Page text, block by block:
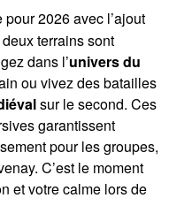
2026 avec l’ajout
terrains sont
dans l’univers du
ou vivez des batailles
sur le second. Ces
garantissent
pour les groupes,
C’est le moment
et votre calme lors de